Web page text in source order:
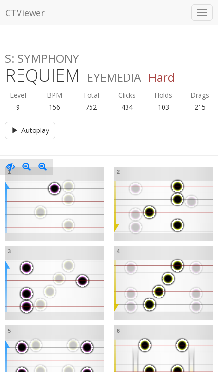
CTViewer
S: SYMPHONY
REQUIEM EYEMEDIA Hard
Level BPM Total Clicks Holds
Drags
9
156 752 434 103 215
Autoplay
1 2
3 4
5 6